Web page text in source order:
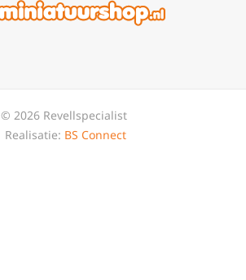
© 2026 Revellspecialist
Realisatie: BS Connect